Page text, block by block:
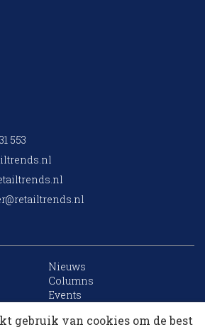
553
Nieuws
Columns
Events
Sitemap
gebruik van cookies om de best